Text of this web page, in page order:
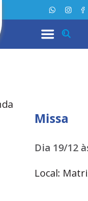
Missa
Dia 19/12
Local: